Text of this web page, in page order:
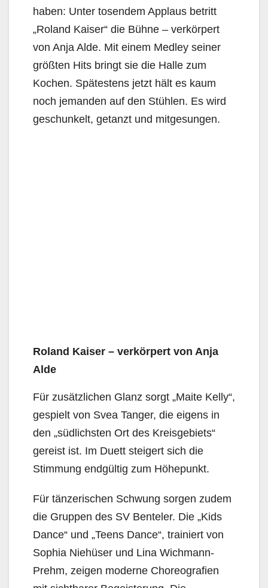
haben: Unter tosendem Applaus betritt
„Roland Kaiser“ die Bühne – verkörpert
von Anja Alde. Mit einem Medley seiner
größten Hits bringt sie die Halle zum
Kochen. Spätestens jetzt hält es kaum
noch jemanden auf den Stühlen. Es wird
geschunkelt, getanzt und mitgesungen.
Roland Kaiser – verkörpert von Anja
Alde
Für zusätzlichen Glanz sorgt „Maite Kelly“,
gespielt von Svea Tanger, die eigens in
den „südlichsten Ort des Kreisgebiets“
gereist ist. Im Duett steigert sich die
Stimmung endgültig zum Höhepunkt.
Für tänzerischen Schwung sorgen zudem
die Gruppen des SV Benteler. Die „Kids
Dance“ und „Teens Dance“, trainiert von
Sophia Niehüser und Lina Wichmann-
Prehm, zeigen moderne Choreografien